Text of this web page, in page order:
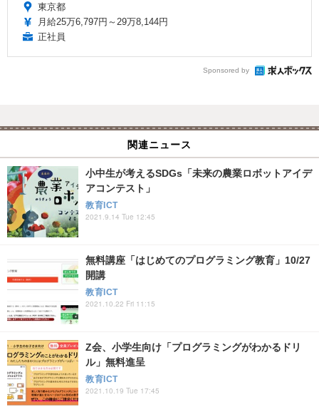
東京都
月給25万6,797円～29万8,144円
正社員
Sponsored by
関連ニュース
小中生が考えるSDGs「未来の農業ロボットアイデ
アコンテスト」
教育ICT
2021.9.14 Tue 12:45
無料講座「はじめてのプログラミング教育」10/27
開講
教育ICT
2021.10.22 Fri 11:15
Z会、小学生向け「プログラミングがわかるドリ
ル」無料進呈
教育ICT
2021.10.19 Tue 17:45